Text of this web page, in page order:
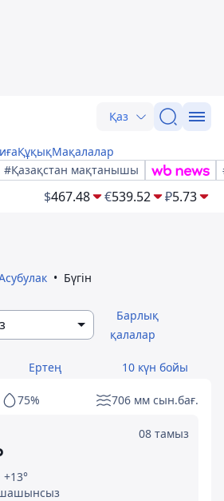
Қаз
ҚұқықМақалалар
#Қазақстан мақтанышы
$467.48 €539.52 ₽5.73
Бүгін
Барлық
қалалар
Ертең 10 күн бойы
75% 706 мм сын.бағ.
08 тамыз
+13°